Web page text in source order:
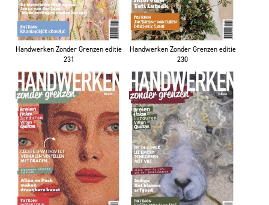
Handwerken Zonder Grenzen editie
231
Handwerken Zonder Grenzen editie
230